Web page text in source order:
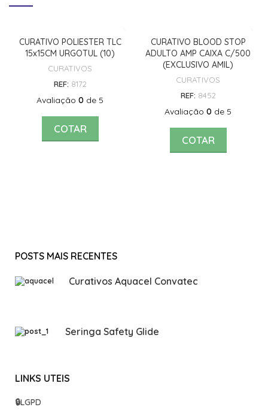
CURATIVO POLIESTER TLC
15x15CM URGOTUL (10)
CURATIVOS
REF: 8172
Avaliação 0 de 5
COTAR
CURATIVO BLOOD STOP
ADULTO AMP CAIXA C/500
(EXCLUSIVO AMIL)
CURATIVOS
REF: 8452
Avaliação 0 de 5
COTAR
POSTS MAIS RECENTES
Curativos Aquacel Convatec
Seringa Safety Glide
LINKS UTEIS
🔒LGPD